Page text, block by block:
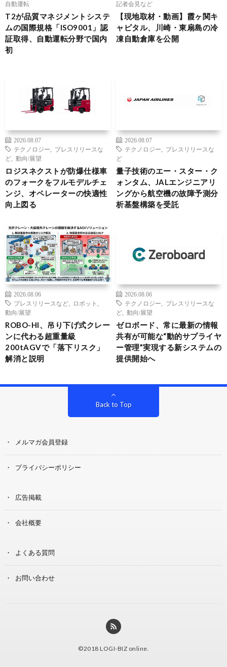
自動運転
T2が品質マネジメントシステ
ムの国際規格「ISO9001」認
証取得、自動運転分野で国内
初
記者会見など
【現地取材・動画】霞ヶ関キ
ャピタル、川崎・東扇島の冷
凍自動倉庫を公開
2026.08.07
テクノロジー
プレスリリースな
ど
動向/展望
ロジスネクストが防爆仕様車
のフォークをフルモデルチェ
ンジ、オペレーターの快適性
向上図る
2026.08.07
テクノロジー
プレスリリースな
ど
量子技術のエー・スター・ク
ォンタム、JALエンジニアリ
ングから航空機の故障予測分
析基盤構築を受託
2026.08.06
プレスリリースなど
ロボット
動向/展望
ROBO-HI、吊り下げ式クレー
ンに代わる超重量級
200tAGVで「落下リスク」
解消と説明
2026.08.06
テクノロジー
プレスリリースな
ど
動向/展望
ゼロボード、常に最新の情報
共有が可能な“動的サプライヤ
ー管理”実現する新システムの
提供開始へ
Back to Top
メルマガ会員登録
プライバシーポリシー
広告掲載
会社概要
よくある質問
お問い合わせ
©2018 LOGI-BIZ online.